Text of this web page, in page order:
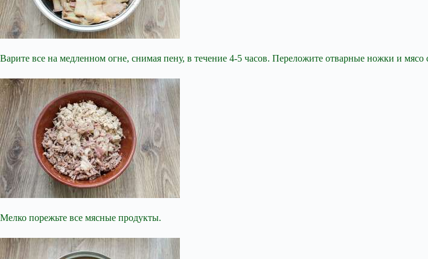
Варите все на медленном огне, снимая пену, в течение 4-5 часов. Переложите отварные ножки и мясо
Мелко порежьте все мясные продукты.